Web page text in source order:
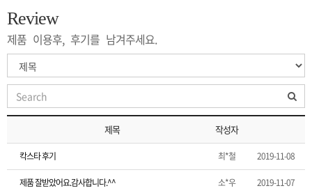
매
사
스
노
하
우
고
객
센
터
마
이
페
이
주
문
조
입금확인이 안되는 상황을 대비해 꼭 입금후 고객센터 연락바랍니다.
[2026구정 연휴]설 연휴 배송 및 휴무 안내
Review
제품 이용후, 후기를 남겨주세요.
제목 작성자
칵스타 후기 최*철 2019-11-08
제품 잘받았어요.감사합니다.^^ 소*우 2019-11-07